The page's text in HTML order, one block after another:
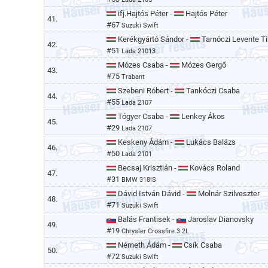
41.
ifj.Hajtós Péter -
Hajtós Péter
#67 Suzuki Swift
42.
Kerékgyártó Sándor -
Tarnóczi Levente
#51 Lada 21013
43.
Mózes Csaba -
Mózes Gergő
#75 Trabant
44.
Szebeni Róbert -
Tankóczi Csaba
#55 Lada 2107
45.
Tógyer Csaba -
Lenkey Ákos
#29 Lada 2107
46.
Keskeny Ádám -
Lukács Balázs
#50 Lada 2101
47.
Becsaj Krisztián -
Kovács Roland
#31 BMW 318iS
48.
Dávid István Dávid -
Molnár Szilveszter
#71 Suzuki Swift
49.
Balás Frantisek -
Jaroslav Dianovsky
#19 Chrysler Crossfire 3.2L
50.
Németh Ádám -
Csík Csaba
#72 Suzuki Swift